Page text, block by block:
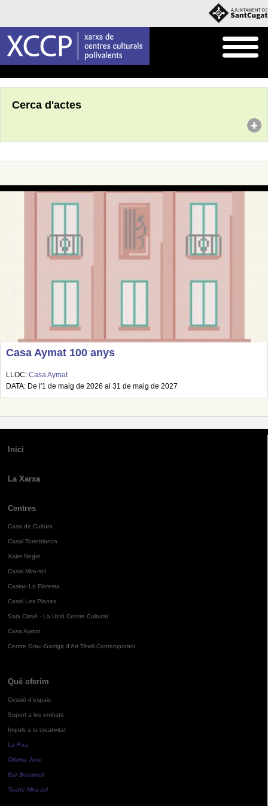
Cerca d'actes
Casa Aymat 100 anys
LLOC: Casa Aymat
DATA: De l'1 de maig de 2026 al 31 de maig de 2027
Inici
La Xarxa
Centres
Casa de Cultura
Casal Torreblanca
Xalet Negre
Casal Mira-sol
Casino La Floresta
Casal Les Planes
Sala Clavé - La Unió Centre Cultural
Casa Aymat
Centre Grau-Garriga d'Art Tèxtil Contemporani
Què oferim
Cessió d'espais
Suport a les entitats
Impuls a la creativitat
La Pua
Oficina Jove
Bar Bocamoll
Teatre Mira-sol